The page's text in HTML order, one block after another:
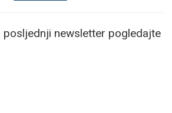
posljednji newsletter pogledajte